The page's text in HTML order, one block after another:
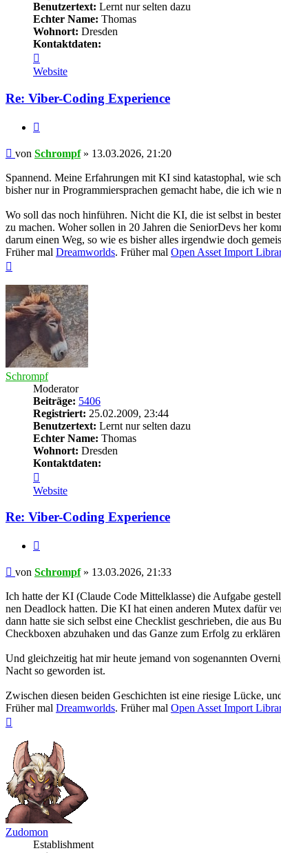
Benutzertext: Lernt nur selten dazu
Echter Name: Thomas
Wohnort: Dresden
Kontaktdaten:
von
Schrompf
Website
Re: Viber-Coding Experience
Beitrag
von Schrompf» 13.03.2026, 21:20
Spannend. Meine Erfahrungen mit KI sind katastophal, wie
bisher nur in Programmiersprachen gemacht habe, die ich
Wo soll das noch hinführen. Nicht die KI, die ist selbst in
zu machen. Woher sollen in 20 Jahren die SeniorDevs her
darum einen Weg, so wie es bisher alles irgendwie doch
Früher mal Dreamworlds. Früher mal Open Asset Import
Schrompf
Moderator
Beiträge: 5406
Registriert: 25.02.2009, 23:44
Benutzertext: Lernt nur selten dazu
Echter Name: Thomas
Wohnort: Dresden
Kontaktdaten:
von
Schrompf
Website
Re: Viber-Coding Experience
Beitrag
von Schrompf» 13.03.2026, 21:33
Ich hatte der KI (Claude Code Mittelklasse) die Aufgabe
nen Deadlock hatten. Die KI hat einen anderen Mutex dafür
dann hatte sie sich selbst eine Checklist geschrieben, die aus
Checkboxen abzuhaken und das Ganze zum Erfolg zu
Und gleichzeitig hat mir heute jemand von sogenannten
Nacht so geworden ist.
Zwischen diesen beiden Geschichten ist eine riesige Lücke,
Früher mal Dreamworlds. Früher mal Open Asset Import
Zudomon
Establishment